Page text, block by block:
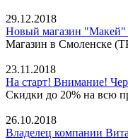
29.12.2018
Новый магазин "Макей"
Магазин в Смоленске
23.11.2018
На старт! Внимание!
Скидки до 20% на всю
26.10.2018
Владелец компании